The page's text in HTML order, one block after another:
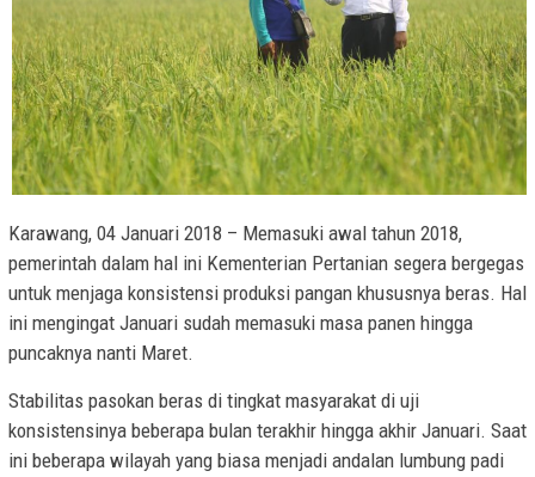
Karawang, 04 Januari 2018 – Memasuki awal tahun 2018,
pemerintah dalam hal ini Kementerian Pertanian segera bergegas
untuk menjaga konsistensi produksi pangan khususnya beras. Hal
ini mengingat Januari sudah memasuki masa panen hingga
puncaknya nanti Maret.
Stabilitas pasokan beras di tingkat masyarakat di uji
konsistensinya beberapa bulan terakhir hingga akhir Januari. Saat
ini beberapa wilayah yang biasa menjadi andalan lumbung padi